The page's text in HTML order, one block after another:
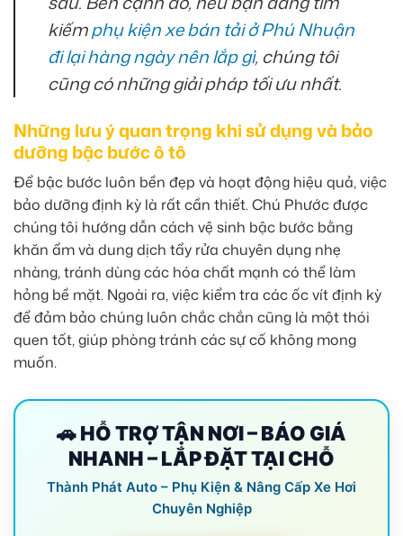
kiếmphụ kiện xe bán tải ở Phú Nhuận
đi lại hàng ngày nên lắp gì, chúng tôi
cũng có những giải pháp tối ưu nhất.
Những lưu ý quan trọng khi sử dụng và bảo
dưỡng bậc bước ô tô
Để bậc bước luôn bền đẹp và hoạt động hiệu quả, việc
bảo dưỡng định kỳ là rất cần thiết. Chú Phước được
chúng tôi hướng dẫn cách vệ sinh bậc bước bằng
khăn ẩm và dung dịch tẩy rửa chuyên dụng nhẹ
nhàng, tránh dùng các hóa chất mạnh có thể làm
hỏng bề mặt. Ngoài ra, việc kiểm tra các ốc vít định kỳ
để đảm bảo chúng luôn chắc chắn cũng là một thói
quen tốt, giúp phòng tránh các sự cố không mong
muốn.
🚗 HỖ TRỢ TẬN NƠI – BÁO GIÁ
NHANH – LẮP ĐẶT TẠI CHỖ
Thành Phát Auto – Phụ Kiện & Nâng Cấp Xe Hơi
Chuyên Nghiệp